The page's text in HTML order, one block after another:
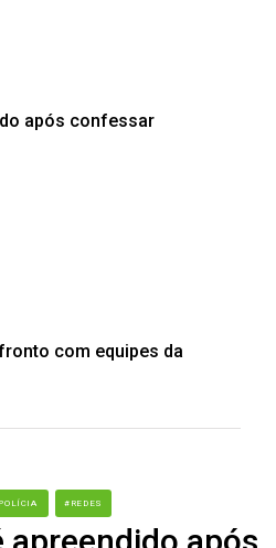
após confessar
com equipes da
#REDES